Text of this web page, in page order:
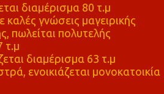
διαμέρισμα 80 τ.μ
καλές γνώσεις μαγειρικής
πωλείται πολυτελής
τ.μ
διαμέρισμα 63 τ.μ
ενοικιάζεται μονοκατοικία